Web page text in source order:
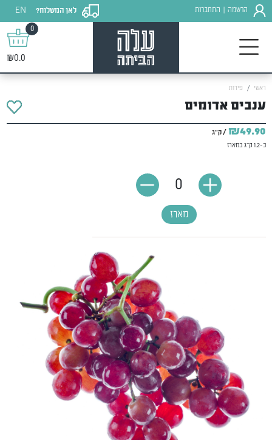
הרשמה התחברות לאן המשלוח?
EN
0
₪0.0
ראשי פירות
ענבים אדומים
₪49.90 / ק"ג
כ-1.2 ק"ג במארז
מארז
0